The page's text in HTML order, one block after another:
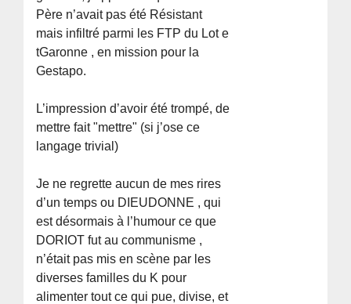
Père n’avait pas été Résistant
mais infiltré parmi les FTP du Lot e
tGaronne , en mission pour la
Gestapo.
L’impression d’avoir été trompé, de
mettre fait "mettre" (si j’ose ce
langage trivial)
Je ne regrette aucun de mes rires
d’un temps ou DIEUDONNE , qui
est désormais à l’humour ce que
DORIOT fut au communisme ,
n’était pas mis en scène par les
diverses familles du K pour
alimenter tout ce qui pue, divise, et